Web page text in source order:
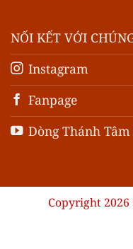
NỐI KẾT VỚI
Instagram
Fanpage
Dòng Thánh
Copyright